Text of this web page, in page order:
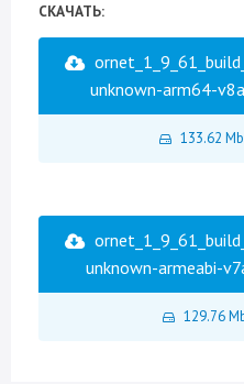
СКАЧАТЬ:
unknown-arm64-
133.62 Mb
unknown-armeabi-
129.76